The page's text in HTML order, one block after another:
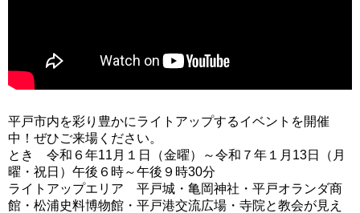
平戸市内を彩り豊かにライトアップするイベントを開催
中！ぜひご来場ください。
とき 令和６年11月１日（金曜）～令和７年１月13日（月
曜・祝日）午後６時～午後９時30分
ライトアップエリア 平戸城・亀岡神社・平戸オランダ商
館・松浦史料博物館・平戸港交流広場・寺院と教会が見え